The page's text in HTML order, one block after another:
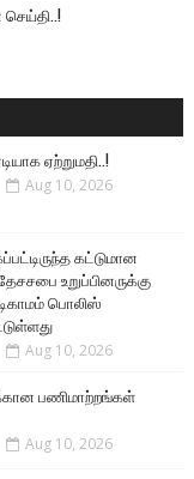
ஏற்றுமதி..!
Aug 10, 2026
கட்டுமான
உறுப்பினருக்கு
பொலிஸ்
Aug 10, 2026
பணிமாற்றங்கள்
Aug 10, 2026